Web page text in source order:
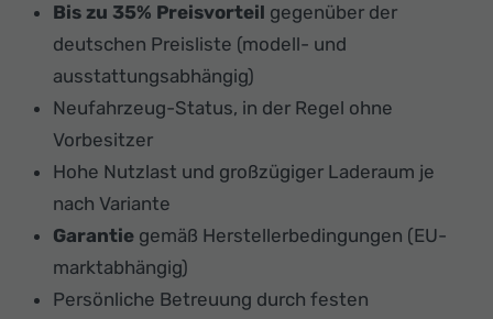
Bis zu 35% Preisvorteil gegenüber der
deutschen Preisliste (modell- und
ausstattungsabhängig)
Neufahrzeug-Status, in der Regel ohne
Vorbesitzer
Hohe Nutzlast und großzügiger Laderaum je
nach Variante
Garantie gemäß Herstellerbedingungen (EU-
marktabhängig)
Persönliche Betreuung durch festen